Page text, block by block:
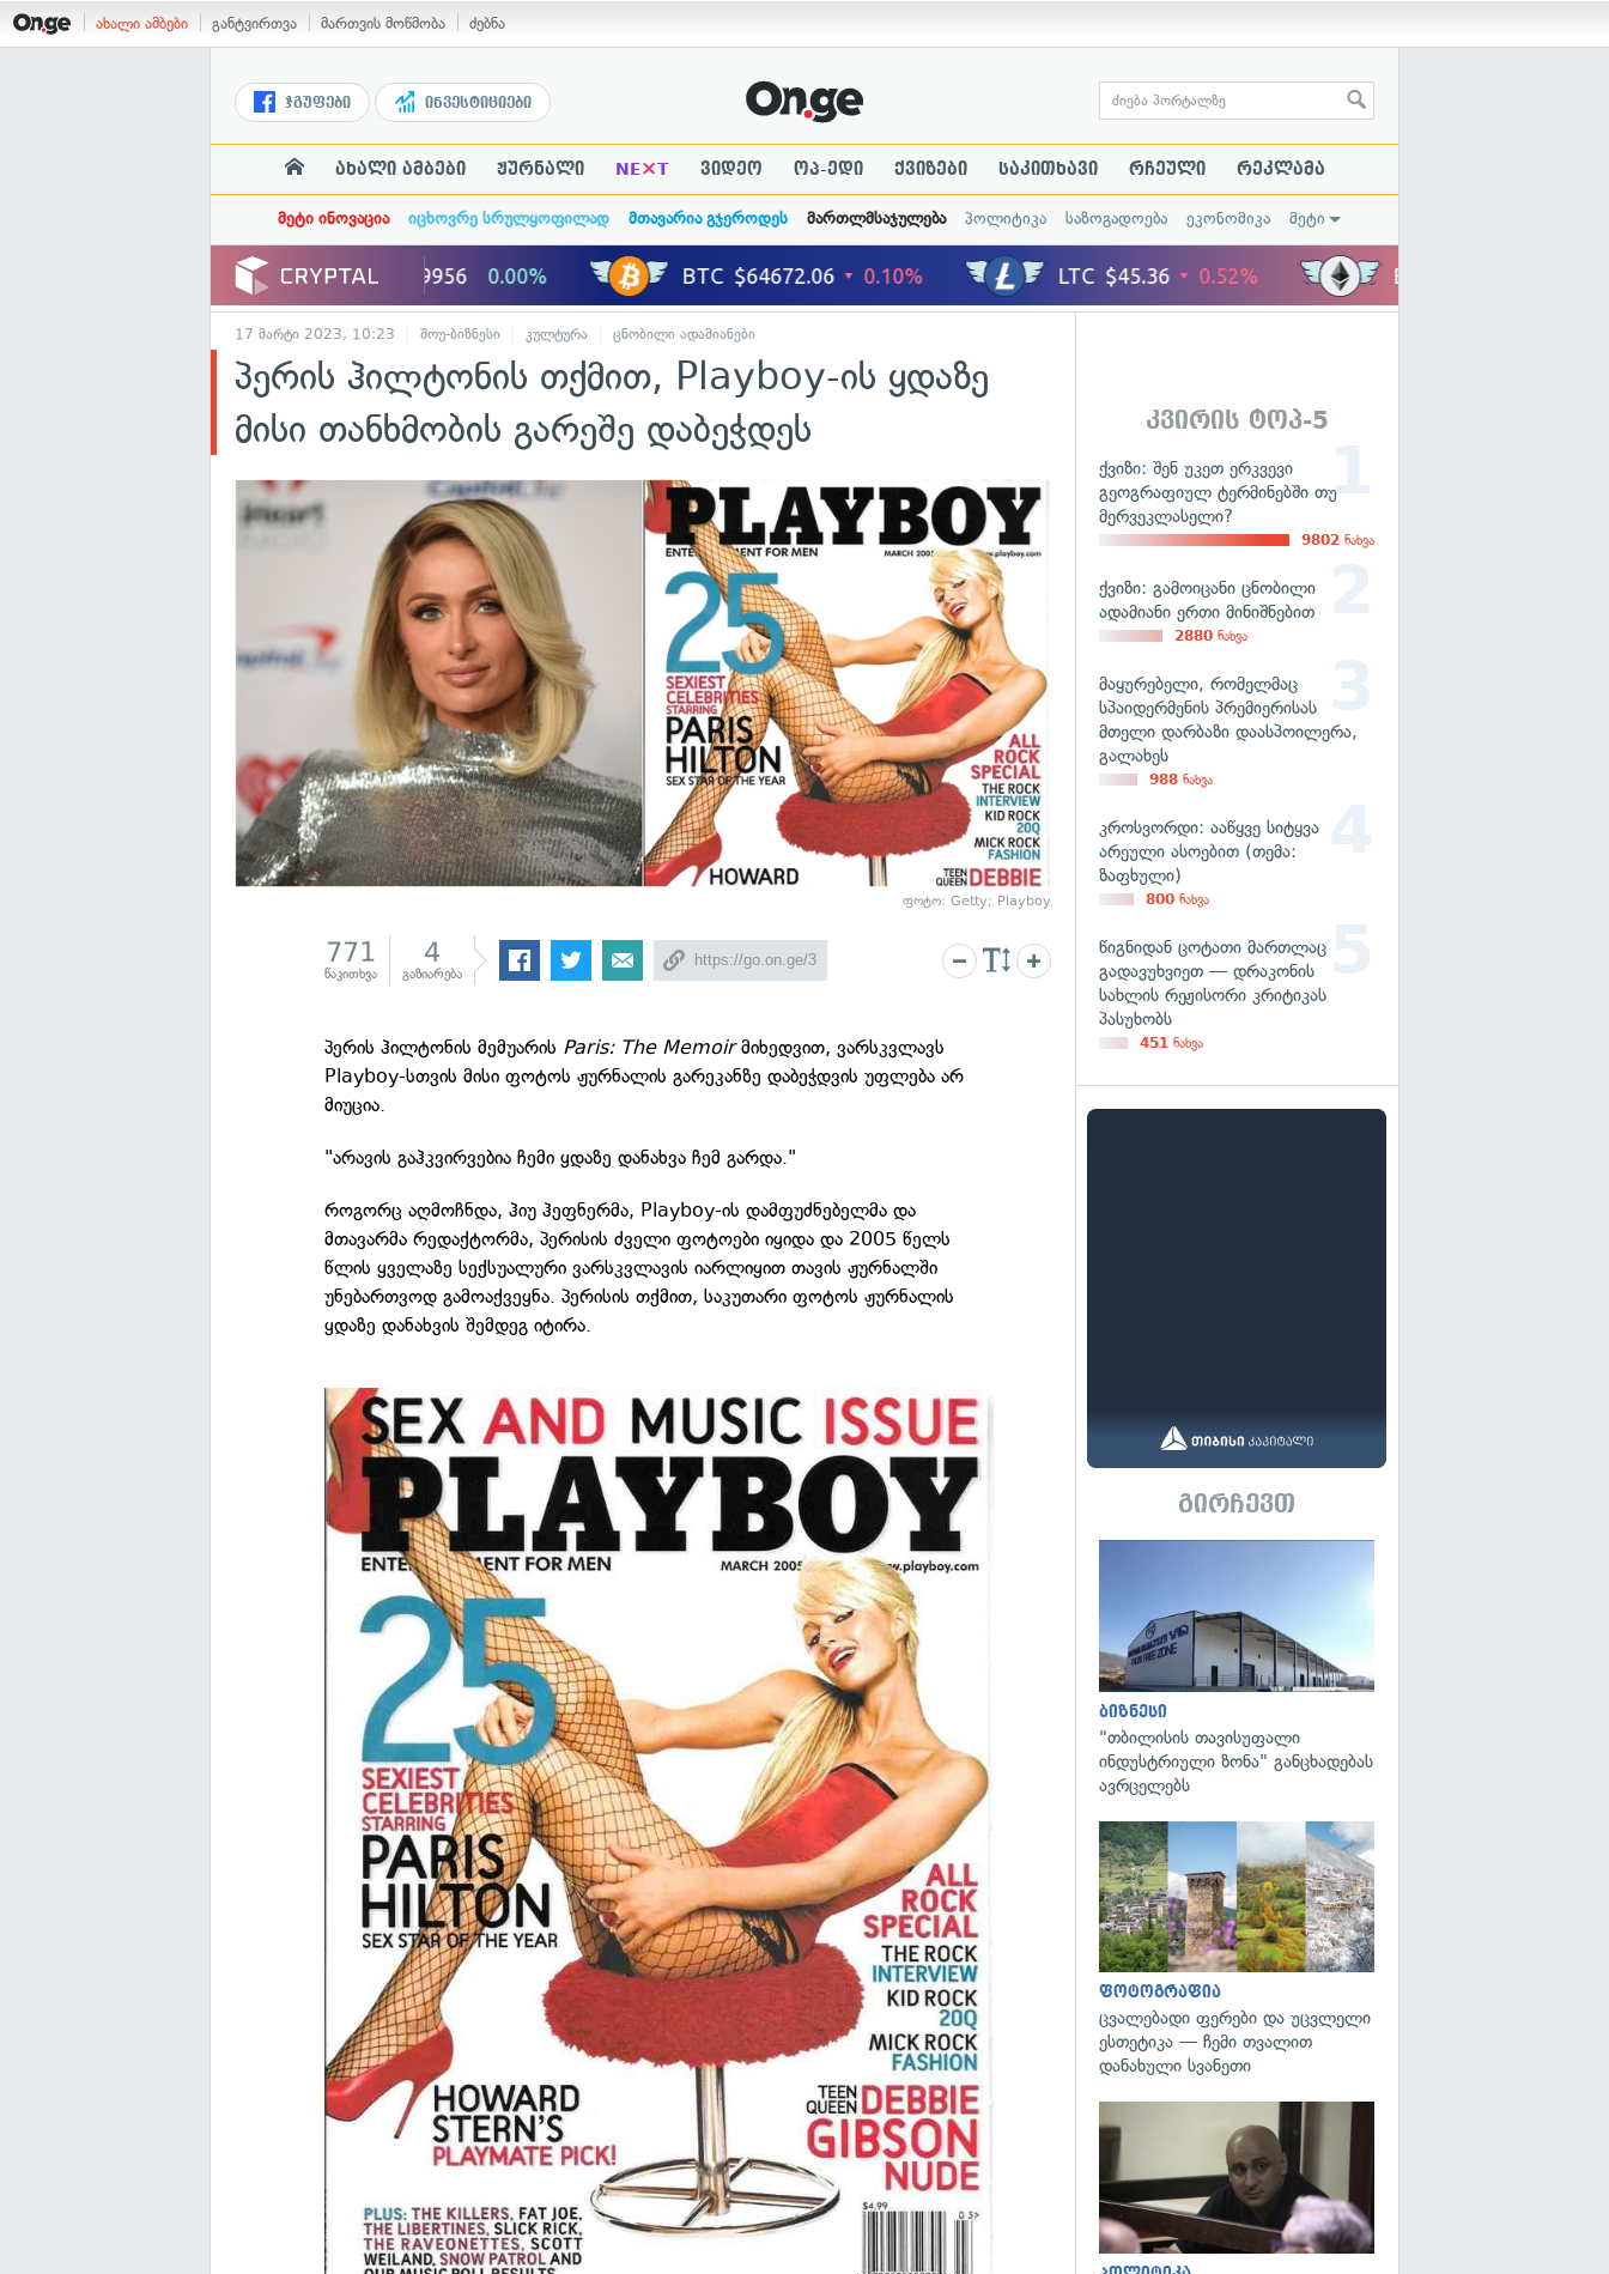
ახალი ამბები განტვირთვა მართვის მოწმობა ძებნა
ჯგუფები ინვესტიციები
ახალი ამბები ჟურნალი NE×T ვიდეო ოპ-ედი ქვიზები საკითხავი რჩეული რეკლამა
მეტი ინოვაცია იცხოვრე სრულყოფილად მთავარია გჯეროდეს მართლმსაჯულება პოლიტიკა საზოგადოება ეკონომიკა მეტი
17 მარტი 2023, 10:23 შოუ-ბიზნესი კულტურა ცნობილი ადამიანები
პერის ჰილტონის თქმით, Playboy-ის ყდაზე
მისი თანხმობის გარეშე დაბეჭდეს
ფოტო: Getty; Playboy
771
წაკითხვა
4
გაზიარება
პერის ჰილტონის მემუარის Paris: The Memoirმიხედვით, ვარსკვლავს
Playboy-სთვის მისი ფოტოს ჟურნალის გარეკანზე დაბეჭდვის უფლება არ
მიუცია.
"არავის გაჰკვირვებია ჩემი ყდაზე დანახვა ჩემ გარდა."
როგორც აღმოჩნდა, ჰიუ ჰეფნერმა, Playboy-ის დამფუძნებელმა და
მთავარმა რედაქტორმა, პერისის ძველი ფოტოები იყიდა და 2005 წელს
წლის ყველაზე სექსუალური ვარსკვლავის იარლიყით თავის ჟურნალში
უნებართვოდ გამოაქვეყნა. პერისის თქმით, საკუთარი ფოტოს ჟურნალის
ყდაზე დანახვის შემდეგ იტირა.
კვირის ტოპ-5
ქვიზი: შენ უკეთ ერკვევი
გეოგრაფიულ ტერმინებში თუ
მერვეკლასელი?
9802 ნახვა
ქვიზი: გამოიცანი ცნობილი
ადამიანი ერთი მინიშნებით
2880 ნახვა
მაყურებელი, რომელმაც
სპაიდერმენის პრემიერისას
მთელი დარბაზი დაასპოილერა,
გალახეს
988 ნახვა
კროსვორდი: ააწყვე სიტყვა
არეული ასოებით (თემა:
ზაფხული)
800 ნახვა
წიგნიდან ცოტათი მართლაც
გადავუხვიეთ — დრაკონის
სახლის რეჟისორი კრიტიკას
პასუხობს
451 ნახვა
გირჩევთ
ბიზნესი
"თბილისის თავისუფალი
ინდუსტრიული ზონა" განცხადებას
ავრცელებს
ფოტოგრაფია
ცვალებადი ფერები და უცვლელი
ესთეტიკა — ჩემი თვალით
დანახული სვანეთი